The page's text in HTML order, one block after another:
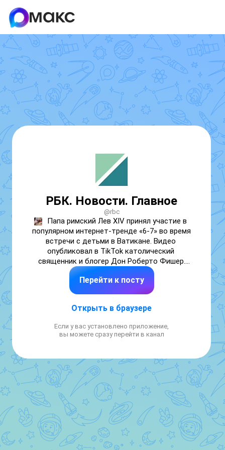
РБК. Новости. Главное
@rbc
Папа римский Лев XIV принял участие в
популярном интернет-тренде «6-7» во время
встречи с детьми в Ватикане. Видео
опубликовал в TikTok католический
священник и блогер Дон Роберто Фишер.
На кадрах Фишер стоит вместе с группой
детей. Когда понтифик подходит к ним,
повторяет фразу и сопровождает ее
тренда.
Перейти к посту
Открыть в браузере
Если у вас установлено приложение,
вы можете сразу перейти в канал